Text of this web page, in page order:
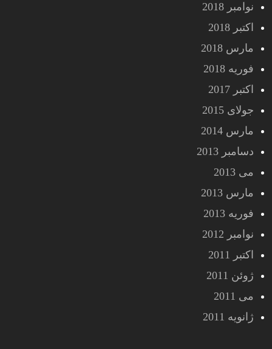
نوامبر 2018
اکتبر 2018
مارس 2018
فوریه 2018
اکتبر 2017
جولای 2015
مارس 2014
دسامبر 2013
می 2013
مارس 2013
فوریه 2013
نوامبر 2012
اکتبر 2011
ژوئن 2011
می 2011
ژانویه 2011